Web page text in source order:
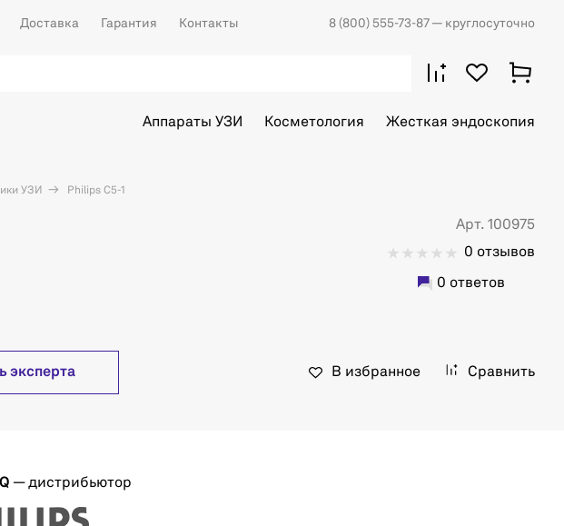
Доставка Гарантия Контакты 8 (800) 555-73-87 — круглосуточно
Аппараты УЗИ Косметология Жесткая эндоскопия
УЗИ Philips C5-1
Арт. 100975
0 отзывов
0 ответов
эксперта В избранное Сравнить
— дистрибьютор